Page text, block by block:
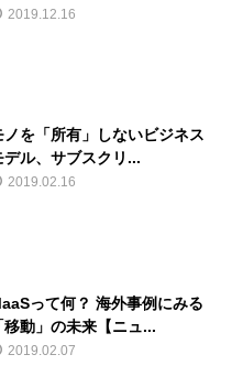
2019.12.16
ノを「所有」しないビジネス
デル、サブスクリ...
2019.02.16
って何？ 海外事例にみる
移動」の未来【ニュ...
2019.02.07